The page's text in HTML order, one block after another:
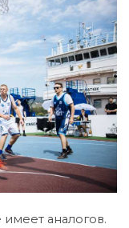
аналогов.